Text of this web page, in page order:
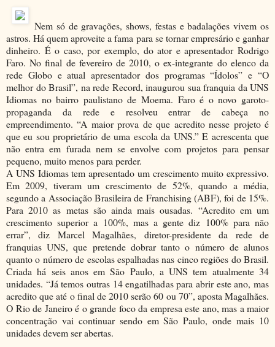
Nem só de gravações, shows, festas e badalações vivem os
astros. Há quem aproveite a fama para se tornar empresário e ganhar
dinheiro. É o caso, por exemplo, do ator e apresentador Rodrigo
Faro. No final de fevereiro de 2010, o ex-integrante do elenco da
rede Globo e atual apresentador dos programas “Ídolos” e “O
melhor do Brasil”, na rede Record, inaugurou sua franquia da UNS
Idiomas no bairro paulistano de Moema. Faro é o novo garoto-
propaganda da rede e resolveu entrar de cabeça no
empreendimento. “A maior prova de que acredito nesse projeto é
que eu sou proprietário de uma escola da UNS.” E acrescenta que
não entra em furada nem se envolve com projetos para pensar
pequeno, muito menos para perder.
A UNS Idiomas tem apresentado um crescimento muito expressivo.
Em 2009, tiveram um crescimento de 52%, quando a média,
segundo a Associação Brasileira de Franchising (ABF), foi de 15%.
Para 2010 as metas são ainda mais ousadas. “Acredito em um
crescimento superior a 100%, mas a gente diz 100% para não
errar”, diz Marcel Magalhães, diretor-presidente da rede de
franquias UNS, que pretende dobrar tanto o número de alunos
quanto o número de escolas espalhadas nas cinco regiões do Brasil.
Criada há seis anos em São Paulo, a UNS tem atualmente 34
unidades. “Já temos outras 14 engatilhadas para abrir este ano, mas
acredito que até o final de 2010 serão 60 ou 70”, aposta Magalhães.
O Rio de Janeiro é o grande foco da empresa este ano, mas a maior
concentração vai continuar sendo em São Paulo, onde mais 10
unidades devem ser abertas.